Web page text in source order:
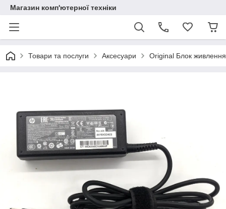
Магазин комп'ютерної техніки
Товари та послуги Аксесуари Original Блок